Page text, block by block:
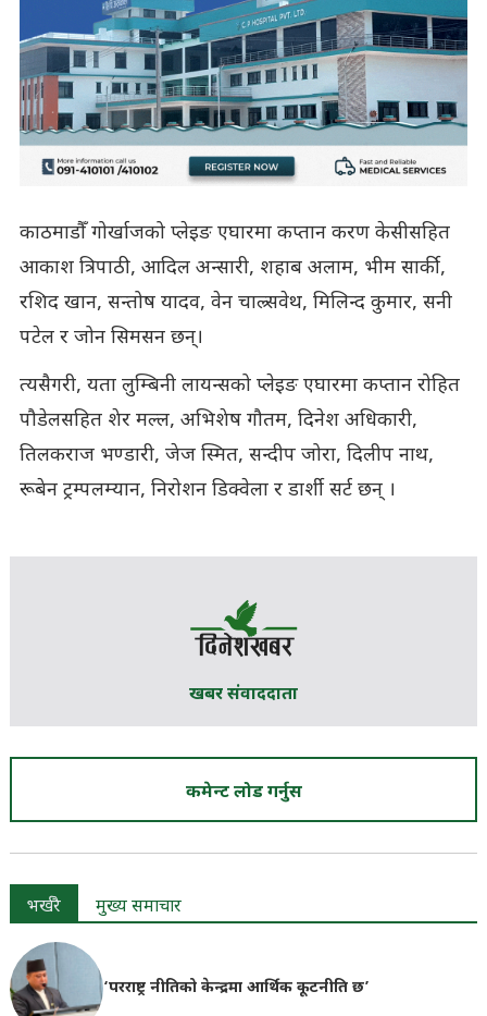
काठमाडौँ गोर्खाजको प्लेइङ एघारमा कप्तान करण केसीसहित
आकाश त्रिपाठी, आदिल अन्सारी, शहाब अलाम, भीम सार्की,
रशिद खान, सन्तोष यादव, वेन चाल्र्सवेथ, मिलिन्द कुमार, सनी
पटेल र जोन सिमसन छन्।
त्यसैगरी, यता लुम्बिनी लायन्सको प्लेइङ एघारमा कप्तान रोहित
पौडेलसहित शेर मल्ल, अभिशेष गौतम, दिनेश अधिकारी,
तिलकराज भण्डारी, जेज स्मित, सन्दीप जोरा, दिलीप नाथ,
रूबेन ट्रम्पलम्यान, निरोशन डिक्वेला र डार्शी सर्ट छन् ।
खबर संवाददाता
कमेन्ट लोड गर्नुस
भर्खरै मुख्य समाचार
‘परराष्ट्र नीतिको केन्द्रमा आर्थिक कूटनीति छ’